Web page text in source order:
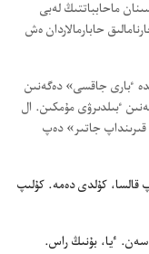
ماحابباتتىڭ لە‌بى
حابارمالاردان ە‌ش
ٴ‌بارى جاقسى» دە‌گە‌نىن
ٴ‌بىلدىرۋى مۇ‌مكىن.‏ ال
قىرىنداپ جاتىر» دە‌پ
قالسا،‏ كۇ‌لدى دە‌مە.‏ كۇ‌لىپ
ٴ‌يا،‏ بۇ‌نىڭ راس.‏